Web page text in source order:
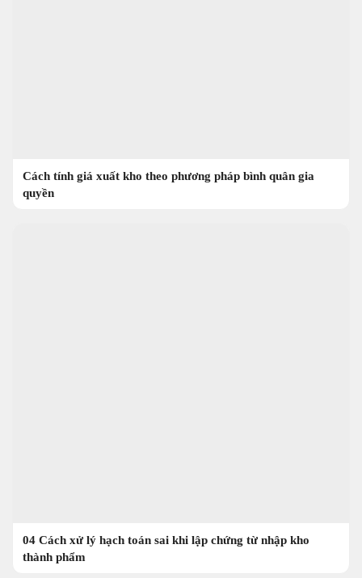
Cách tính giá xuất kho theo phương pháp bình quân gia
quyền
04 Cách xử lý hạch toán sai khi lập chứng từ nhập kho
thành phẩm